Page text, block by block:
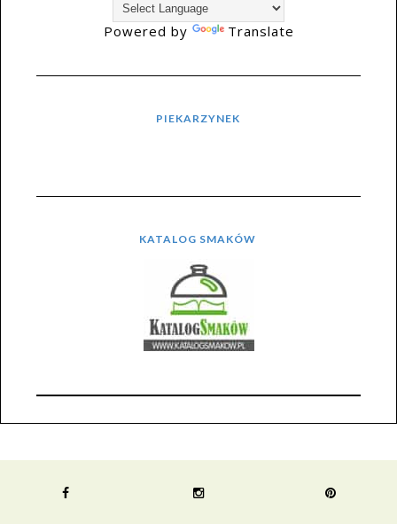
Powered by Translate
PIEKARZYNEK
KATALOG SMAKÓW